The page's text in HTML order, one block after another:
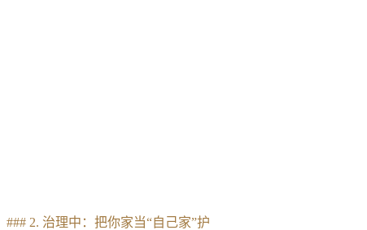
### 2. 治理中：把你家当“自己家”护